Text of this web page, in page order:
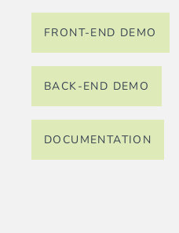
FRONT-END DEMO
BACK-END DEMO
DOCUMENTATION